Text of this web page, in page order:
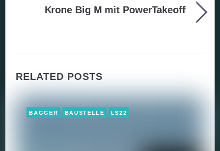
Krone Big M mit PowerTakeoff
RELATED POSTS
BAGGER BAUSTELLE LS22